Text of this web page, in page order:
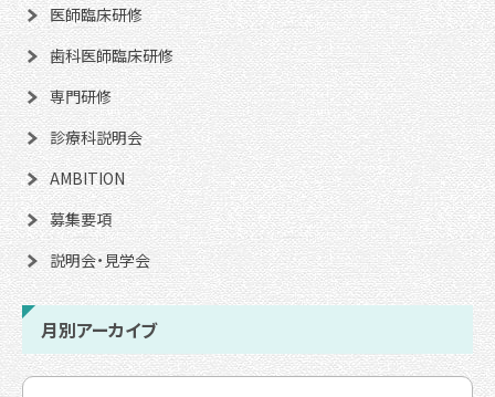
医師臨床研修
歯科医師臨床研修
専門研修
診療科説明会
AMBITION
募集要項
説明会・見学会
月別アーカイブ